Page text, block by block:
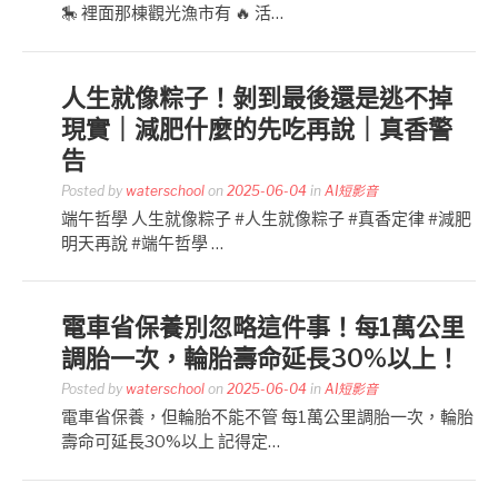
🎠 裡面那棟觀光漁市有 🔥 活…
人生就像粽子！剝到最後還是逃不掉
現實｜減肥什麼的先吃再說｜真香警
告
Posted by waterschool on 2025-06-04 in AI短影音
端午哲學 人生就像粽子 #人生就像粽子 #真香定律 #減肥
明天再說 #端午哲學 …
電車省保養別忽略這件事！每1萬公里
調胎一次，輪胎壽命延長30%以上！
Posted by waterschool on 2025-06-04 in AI短影音
電車省保養，但輪胎不能不管 每1萬公里調胎一次，輪胎
壽命可延長30%以上 記得定…